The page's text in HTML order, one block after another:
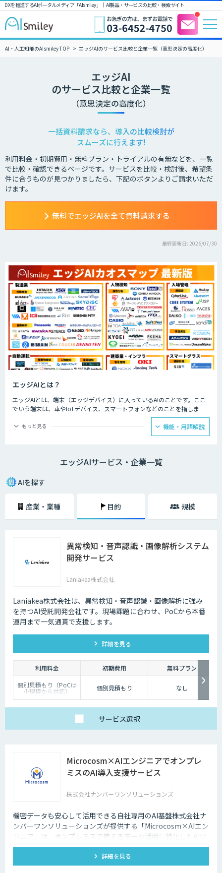
DXを推進するAIポータルメディア「AIsmiley」｜ AI製品・サービスの比較・検索サイト
AI・人工知能のAIsmiley TOP エッジAIのサービス比較と企業一覧（意思決定の高度化）
エッジAI
のサービス比較と企業一覧
（意思決定の高度化）
一括資料請求なら、導入の比較検討が
スムーズに行えます!
利用料金・初期費用・無料プラン・トライアルの有無などを、一覧
で比較・確認できるページです。サービスを比較・検討後、希望条
件に合うものが見つかりましたら、下記のボタンよりご請求いただ
けます。
無料でエッジAIを全て資料請求する
最終更新日: 2026/07/30
エッジAIとは？
エッジAIとは、端末（エッジデバイス）に入っているAIのことです。ここ
でいう端末は、車やIoTデバイス、スマートフォンなどのことを指しま
す。そのような端末自体、もしくは端末の近くのサーバーに搭載されたAI
のことを、エッジAIと呼びます。
が大きな利点となります。通信遅延やネットワーク負荷を解消したい場合
もっと見る 機能・用語解説
エッジAIサービス・企業一覧
AIを探す
産業・業種 目的 規模
異常検知・音声認識・画像解析システム
開発サービス
Laniakea株式会社
Laniakea株式会社は、異常検知・音声認識・画像解析に強み
を持つAI受託開発会社です。現場課題に合わせ、PoCから本番
運用まで一気通貫で支援します。
詳細を見る
利用料金 初期費用
無料プラン
個別見積もり（PoCは
小規模から対応） 個別見積もり なし
サービス選択
Microcosm×AIエンジニアでオンプレ
ミスのAI導入支援サービス
株式会社ナンバーワンソリューションズ
機密データも安心して活用できる自社専用のAI基盤株式会社ナ
ンバーワンソリューションズが提供する「Microcosm×AIエン
ジニア」は、オンプレミスで使えるデータ活用に特化したAIソ
リューションをAIエンジニアが貴社の課題に合わせてカスタマ
イズするサービスです。社内に眠るデータを「会社の資産」と
して生まれ変わらせることができます。
詳細を見る